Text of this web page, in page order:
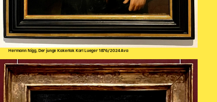
Hermann Nigg, Der junge Kakerlak Karl Lueger 1876/2024 Ava